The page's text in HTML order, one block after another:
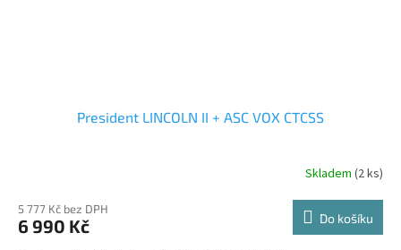
President LINCOLN II + ASC VOX CTCSS
produktu
je
Skladem(2 ks)
5 777 Kč bez DPH
6 990 Kč Do košíku